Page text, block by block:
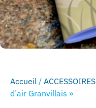
Accueil / ACCESSOIRES
d’air Granvillais »